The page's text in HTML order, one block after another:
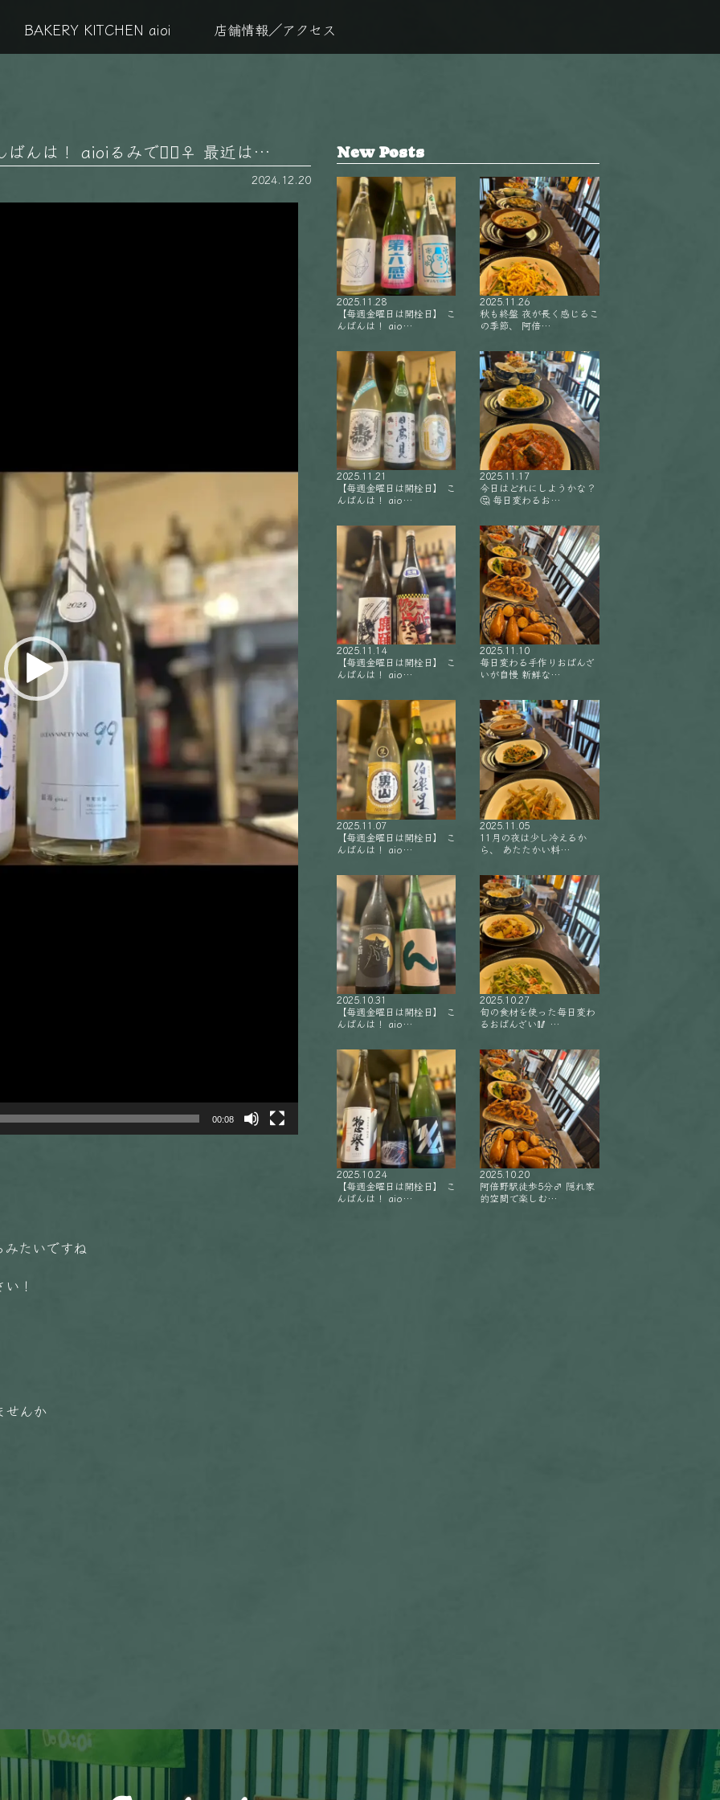
BAKERY KITCHEN aioi 店舗情報／アクセス
んは！ aioiるみです🏻‍♀️ 最近は…
2024.12.20
00:08
たいですね
！
せんか
New Posts
2025.11.28
【毎週金曜日は開栓日】 こ
んばんは！ aio…
2025.11.26
秋も終盤 夜が長く感じるこ
の季節、 阿倍…
2025.11.21
【毎週金曜日は開栓日】 こ
んばんは！ aio…
2025.11.17
今日はどれにしようかな？
🤔 毎日変わるお…
2025.11.14
【毎週金曜日は開栓日】 こ
んばんは！ aio…
2025.11.10
毎日変わる手作りおばんざ
いが自慢 新鮮な…
2025.11.07
【毎週金曜日は開栓日】 こ
んばんは！ aio…
2025.11.05
11月の夜は少し冷えるか
ら、 あたたかい料…
2025.10.31
【毎週金曜日は開栓日】 こ
んばんは！ aio…
2025.10.27
旬の食材を使った毎日変わ
るおばんざい🥢 …
2025.10.24
【毎週金曜日は開栓日】 こ
んばんは！ aio…
2025.10.20
阿倍野駅徒歩5分‍♂️ 隠れ家
的空間で楽しむ…